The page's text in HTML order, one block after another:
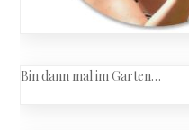
Bin dann mal im Garten…